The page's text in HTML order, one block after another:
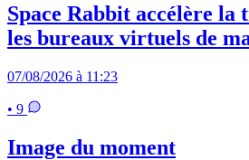
Space Rabbit accélère la
les bureaux virtuels de
07/08/2026 à 11:23
• 9
Image du moment